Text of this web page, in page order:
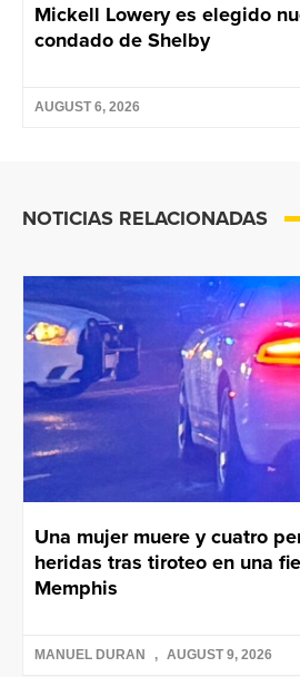
Mickell Lowery es elegido
condado de Shelby
AUGUST 6, 2026
NOTICIAS RELACIONADAS
Una mujer muere y cuatro
heridas tras tiroteo en una
Memphis
MANUEL DURAN AUGUST 9, 2026